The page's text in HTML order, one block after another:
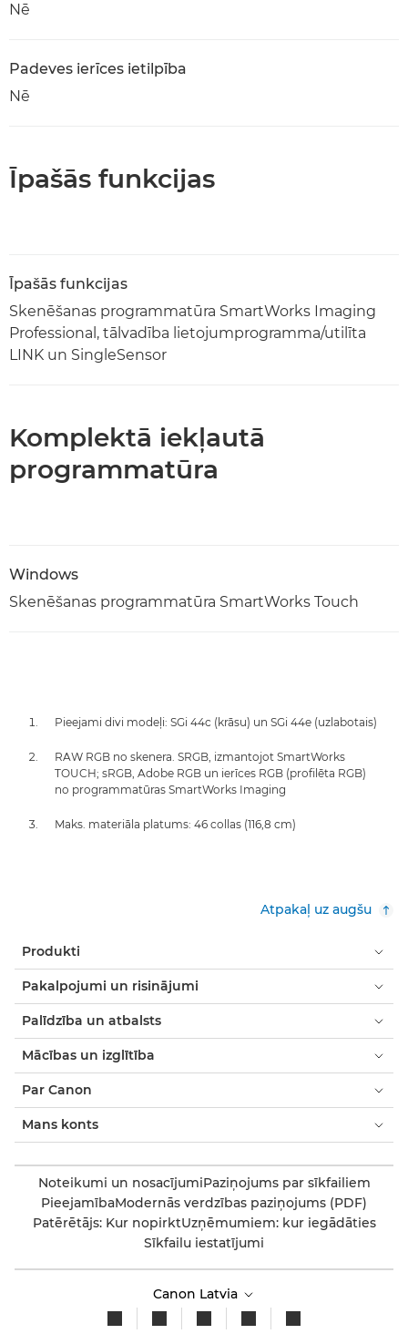
Nē
Padeves ierīces ietilpība
Nē
Īpašās funkcijas
Īpašās funkcijas
Skenēšanas programmatūra SmartWorks Imaging
Professional, tālvadība lietojumprogramma/utilīta
LINK un SingleSensor
Komplektā iekļautā
programmatūra
Windows
Skenēšanas programmatūra SmartWorks Touch
Pieejami divi modeļi: SGi 44c (krāsu) un SGi 44e (uzlabotais)
RAW RGB no skenera. SRGB, izmantojot SmartWorks
TOUCH; sRGB, Adobe RGB un ierīces RGB (profilēta RGB)
no programmatūras SmartWorks Imaging
Maks. materiāla platums: 46 collas (116,8 cm)
Atpakaļ uz augšu
Produkti
Pakalpojumi un risinājumi
Palīdzība un atbalsts
Mācības un izglītība
Par Canon
Mans konts
Noteikumi un nosacījumiPaziņojums par sīkfailiem
PieejamībaModernās verdzības paziņojums (PDF)
Patērētājs: Kur nopirktUzņēmumiem: kur iegādāties
Sīkfailu iestatījumi
Canon Latvia